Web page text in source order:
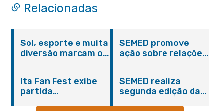
Relacionadas
Sol, esporte e muita
diversão marcam o
Domingo no Parque
Paleontológico
SEMED promove
ação sobre relações
Ita Fan Fest exibe
partida
SEMED realiza
segunda edição da